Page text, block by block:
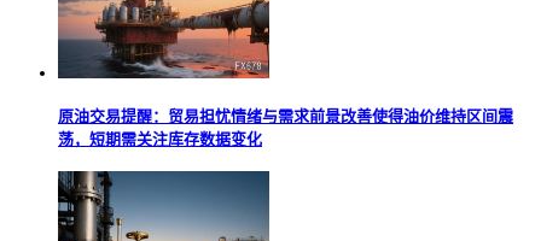
原油交易提醒：贸易担忧情绪与需求前景改善使得油价维持区间震
荡，短期需关注库存数据变化